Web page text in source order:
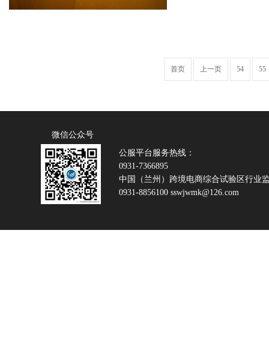
首页 上一页 54 55
微信公众号
公服平台服务热线：
0931-7366895
中国（兰州）跨境电商综合试验区行业
0931-8856100 sswjwmk@126.com